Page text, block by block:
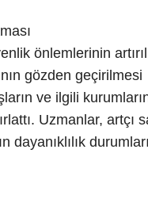
önlemlerinin
gözden geçirilmesi
ve ilgili
Uzmanlar, artçı
dayanıklılık